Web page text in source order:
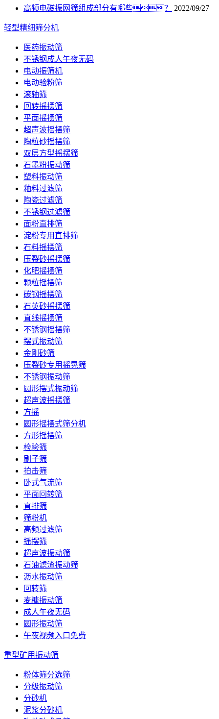
高频电磁振网筛组成部分有哪些？
2022/09/27
轻型精细筛分机
医药振动筛
不锈钢成人午夜无码
电动振筛机
电动验粉筛
滚轴筛
回转摇摆筛
平面摇摆筛
超声波摇摆筛
陶粒砂摇摆筛
双层方型摇摆筛
石墨粉振动筛
塑料振动筛
釉料过滤筛
陶瓷过滤筛
不锈钢过滤筛
面粉直排筛
淀粉专用直排筛
石料摇摆筛
压裂砂摇摆筛
化肥摇摆筛
颗粒摇摆筛
碳钢摇摆筛
石英砂摇摆筛
直线摇摆筛
不锈钢摇摆筛
摆式振动筛
金刚砂筛
压裂砂专用摇晃筛
不锈钢振动筛
圆形摆式振动筛
超声波摇摆筛
方摇
圆形摇摆式筛分机
方形摇摆筛
检验筛
刷子筛
拍击筛
卧式气流筛
平面回转筛
直排筛
筛粉机
高频过滤筛
摇摆筛
超声波振动筛
石油滤渣振动筛
沥水振动筛
回转筛
麦糠振动筛
成人午夜无码
圆形振动筛
午夜视频入口免费
重型矿用振动筛
粉体筛分选筛
分级振动筛
分砂机
泥浆分砂机